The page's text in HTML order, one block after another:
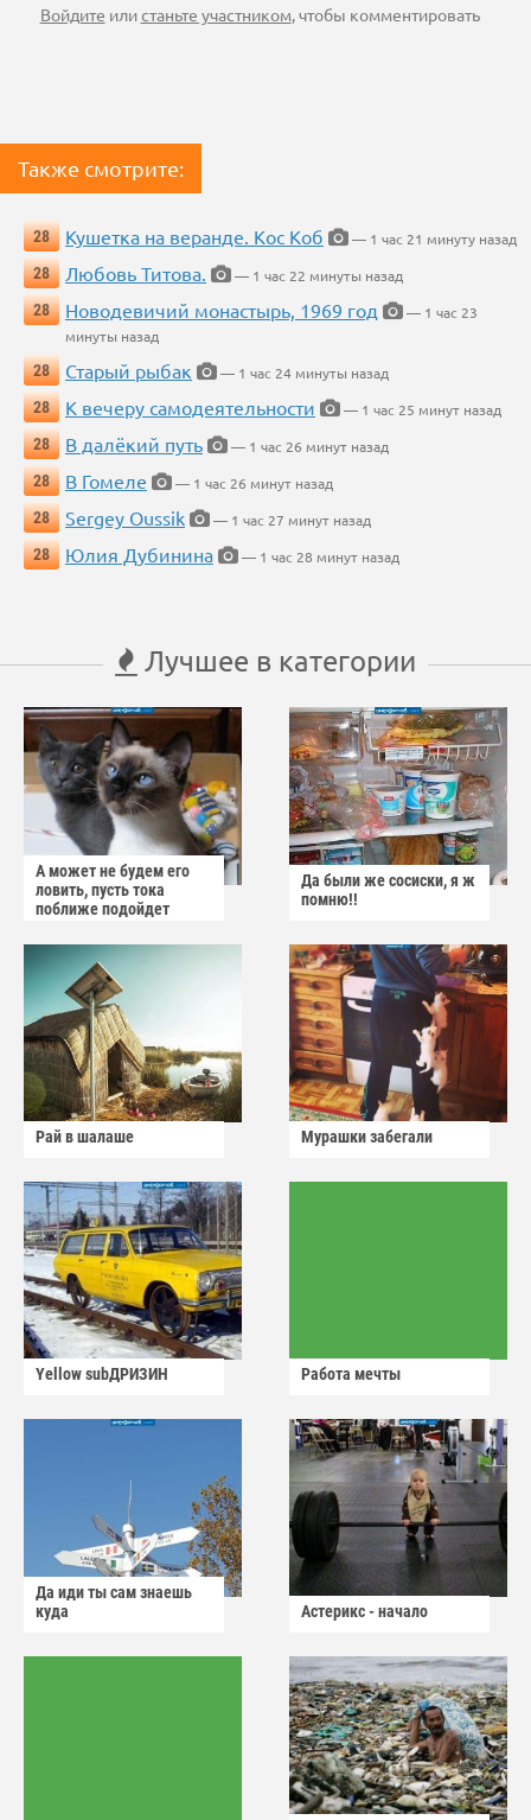
Войдите илистаньте участником, чтобы комментировать
Также смотрите:
28 Кушетка на веранде. Кос Коб
— 1 час 21 минуту назад
28
Любовь Титова.
— 1 час 22 минуты назад
28
Новодевичий монастырь, 1969 год
— 1 час 23
минуты назад
28
Старый рыбак
— 1 час 24 минуты назад
28
К вечеру самодеятельности
— 1 час 25 минут назад
28
В далёкий путь
— 1 час 26 минут назад
28
В Гомеле
— 1 час 26 минут назад
28
Sergey Oussik
— 1 час 27 минут назад
28
Юлия Дубинина — 1 час 28 минут назад
Лучшее в категории
А может не будем его
ловить, пусть тока
поближе подойдет
Да были же сосиски, я ж
помню!!
Рай в шалаше Мурашки забегали
Yellow subДРИЗИН Работа мечты
Да иди ты сам знаешь
куда
Астерикс - начало